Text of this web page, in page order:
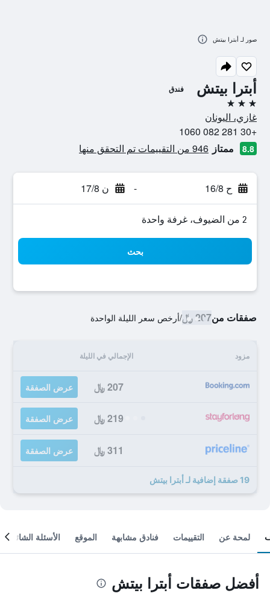
أبترا بيتش فندق
3 نجوم
غازي، اليونان
+30 281 082 1060
8.8 ممتاز 946 من التقييمات تم التحقق منها
ح 16/8 - ن 17/8
2 من الضيوف، غرفة واحدة
بحث
صفقات من207 ﷼ /أرخص سعر الليلة الواحدة
مزود الإجمالي في الليلة
207 ﷼ عرض الصفقة
219 ﷼ عرض الصفقة
311 ﷼ عرض الصفقة
19 صفقة إضافية لـ أبترا بيتش
صور لـ أبترا بيتش
لمحة عن التقييمات فنادق مشابهة الموقع الأسئلة الشائعة
أفضل صفقات أبترا بيتش